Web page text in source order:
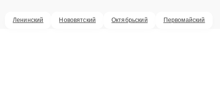
Ленинский Нововятский Октябрьский Первомайский